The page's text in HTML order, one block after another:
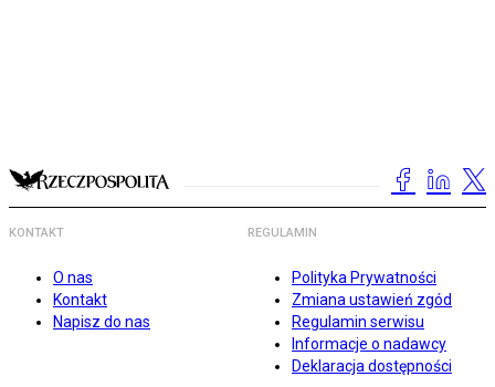
KONTAKT
O nas
Kontakt
Napisz do nas
REGULAMIN
Polityka Prywatności
Zmiana ustawień zgód
Regulamin serwisu
Informacje o nadawcy
Deklaracja dostępności